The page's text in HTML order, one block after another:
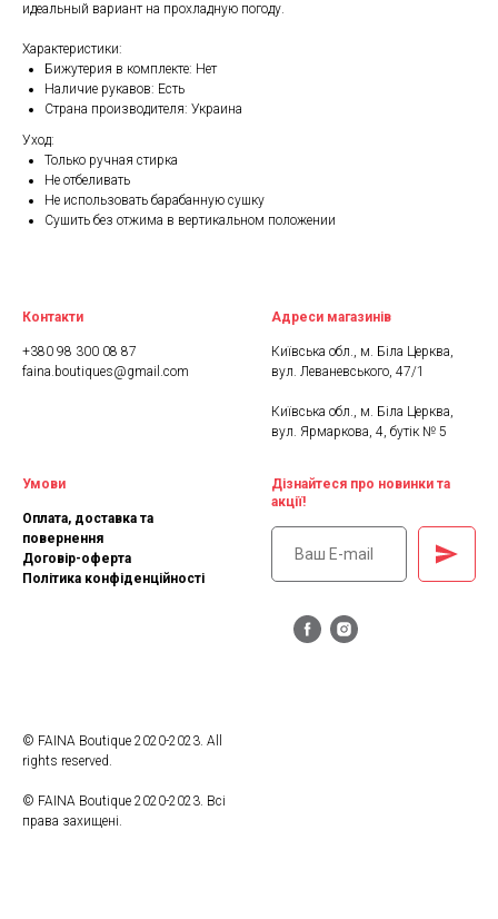
идеальный вариант на прохладную погоду.
Характеристики:
Бижутерия в комплекте: Нет
Наличие рукавов: Есть
Страна производителя: Украина
Уход:
Только ручная стирка
Не отбеливать
Не использовать барабанную сушку
Сушить без отжима в вертикальном положении
Контакти
+380 98 300 08 87
faina.boutiques@gmail.com
Адреси магазинів
Київська обл., м. Біла Церква,
вул. Леваневського, 47/1
Київська обл., м. Біла Церква,
вул. Ярмаркова, 4, бутік № 5
Умови
Оплата, доставка та
повернення
Договір-оферта
Політика конфіденційності
Дізнайтеся про новинки та
акції!
© FAINA Boutique 2020-2023. All
rights reserved.
© FAINA Boutique 2020-2023. Всі
права захищені.